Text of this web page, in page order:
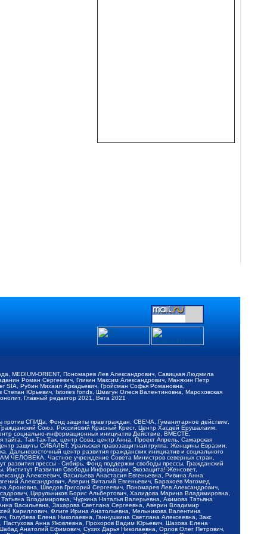
MEDIUM-ORIENT, Пономарев Лев Александрович, Савицкая Людмила
Роман Сергеевич, Гликин Максим Александрович, Маняхин Петр
Рубин Михаил Аркадьевич, Гройсман Софья Романовна,
Юрьевич, Istories fonds, Шмагун Олеся Валентиновна, Мароховская
Главный редактор 2021, Вега 2021
СПИДа, Фонд защиты прав граждан, СВЕЧА, Гуманитарное действие,
Союз, Российский Красный Крест, Центр Хасдей Ерушалаим,
социально-информационных инициатив Действие, ВМЕСТЕ,
Так-Так-Так, центр Сова, центр Анна, Проект Апрель, Самарская
защиты СИБАЛЬТ, Уральская правозащитная группа, Женщины Евразии,
Дальневосточный центр развития гражданских инициатив и социального
ЧЕЛОВЕКА, Частное учреждение Совета Министров северных стран,
прессы - Сибирь, Фонд поддержки свободы прессы, Гражданский
Институт Развития Свободы Информации, Экозащита!-Женсовет,
Алексеевич, Васильева Анастасия Евгеньевна, Ривина Анна
Александрович, Аверин Виталий Евгеньевич, Барахоев Магомед
Шведов Григорий Сергеевич, Пономарев Лев Александрович,
Цирульников Борис Альбертович, Халидова Марина Владимировна,
Владимировна, Чуркина Наталья Валерьевна, Акимова Татьяна
Васильевна, Захарова Светлана Сергеевна, Аверин Владимир
Кириллович, Флиге Ирина Анатольевна, Мельникова Валентина
Елена Николаевна, Ганнушкина Светлана Алексеевна, Закс
Анна Яковлевна, Прохоров Вадим Юрьевич, Шахова Елена
Анатолий Ефимович, Сухих Дарья Николаевна, Орлов Олег Петрович,